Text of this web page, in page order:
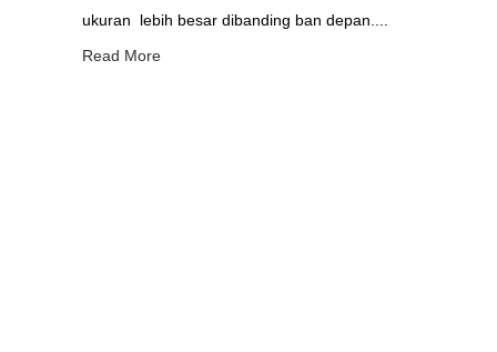
ukuran lebih besar dibanding ban depan....
Read More